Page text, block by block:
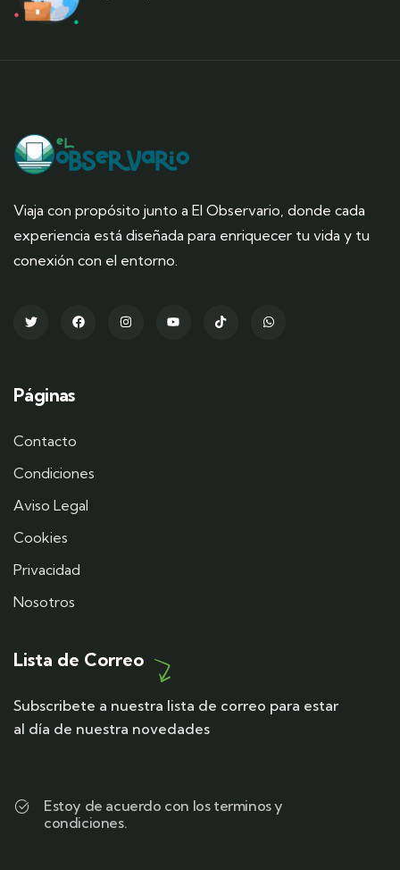
Viaja con propósito junto a El Observario, donde cada
experiencia está diseñada para enriquecer tu vida y tu
conexión con el entorno.
Páginas
Contacto
Condiciones
Aviso Legal
Cookies
Privacidad
Nosotros
Lista de Correo
Subscribete a nuestra lista de correo para estar
al día de nuestra novedades
Estoy de acuerdo con los terminos y
condiciones.